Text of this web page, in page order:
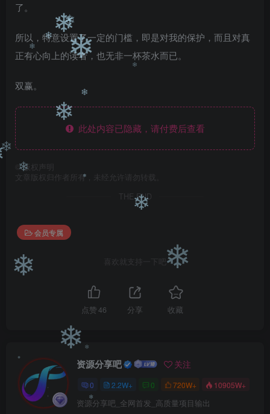
了。
所以，特意设置了一定的门槛，即是对我的保护，而且对真
正有心向上的读者，也无非一杯茶水而已。
双赢。
此处内容已隐藏，请付费后查看
©版权声明
文章版权归作者所有，未经允许请勿转载。
THE END
会员专属
喜欢就支持一下吧
点赞46 分享 收藏
资源分享吧 关注
0 2.2W+ 0 720W+ 10905W+
资源分享吧_全网首发_高质量项目输出
❄
❄
❄
❄
❄
❄
❄
❄
❄
❄